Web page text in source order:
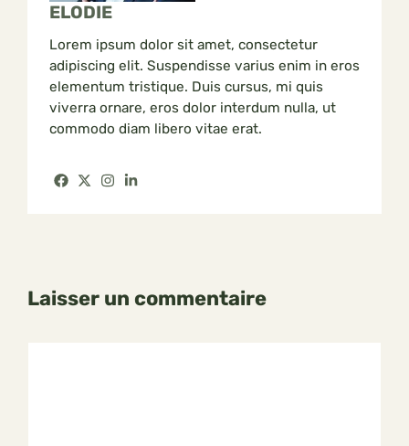
ELODIE
Lorem ipsum dolor sit amet, consectetur
adipiscing elit. Suspendisse varius enim in eros
elementum tristique. Duis cursus, mi quis
viverra ornare, eros dolor interdum nulla, ut
commodo diam libero vitae erat.
Laisser un commentaire